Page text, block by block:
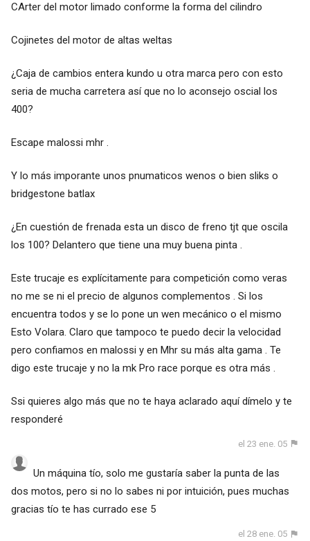
CArter del motor limado conforme la forma del cilindro
Cojinetes del motor de altas weltas
¿Caja de cambios entera kundo u otra marca pero con esto
seria de mucha carretera así que no lo aconsejo oscial los
400?
Escape malossi mhr .
Y lo más imporante unos pnumaticos wenos o bien sliks o
bridgestone batlax
¿En cuestión de frenada esta un disco de freno tjt que oscila
los 100? Delantero que tiene una muy buena pinta .
Este trucaje es explícitamente para competición como veras
no me se ni el precio de algunos complementos . Si los
encuentra todos y se lo pone un wen mecánico o el mismo
Esto Volara. Claro que tampoco te puedo decir la velocidad
pero confiamos en malossi y en Mhr su más alta gama . Te
digo este trucaje y no la mk Pro race porque es otra más .
Ssi quieres algo más que no te haya aclarado aquí dímelo y te
responderé
el 23 ene. 05
Un máquina tío, solo me gustaría saber la punta de las
dos motos, pero si no lo sabes ni por intuición, pues muchas
gracias tío te has currado ese 5
el 28 ene. 05